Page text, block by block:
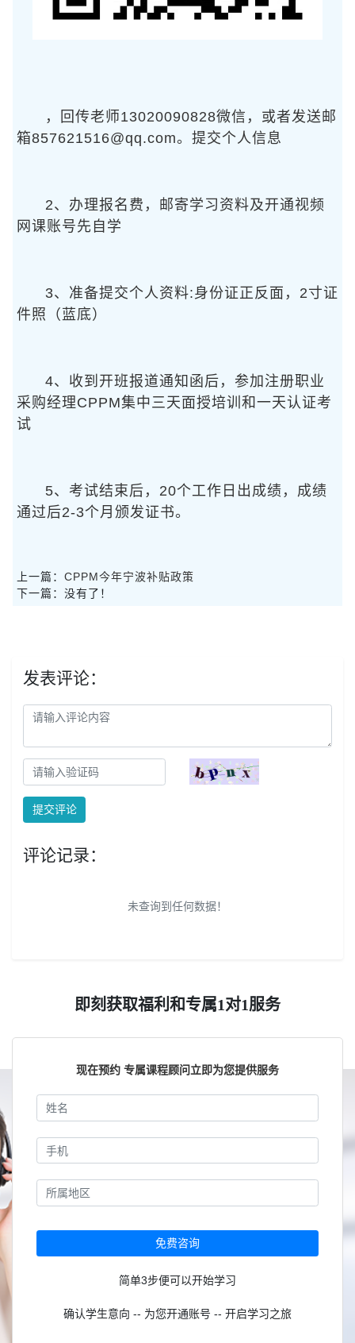
，回传老师13020090828微信，或者发送邮
箱857621516@qq.com。提交个人信息
2、办理报名费，邮寄学习资料及开通视频
网课账号先自学
3、准备提交个人资料:身份证正反面，2寸证
件照（蓝底）
4、收到开班报道通知函后，参加注册职业
采购经理CPPM集中三天面授培训和一天认证考
试
5、考试结束后，20个工作日出成绩，成绩
通过后2-3个月颁发证书。
上一篇： CPPM今年宁波补贴政策
下一篇：没有了！
发表评论：
提交评论
评论记录：
未查询到任何数据！
即刻获取福利和专属1对1服务
现在预约 专属课程顾问立即为您提供服务
免费咨询
简单3步便可以开始学习
确认学生意向 -- 为您开通账号 -- 开启学习之旅